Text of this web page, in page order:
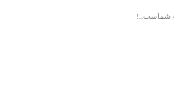
شماست..!